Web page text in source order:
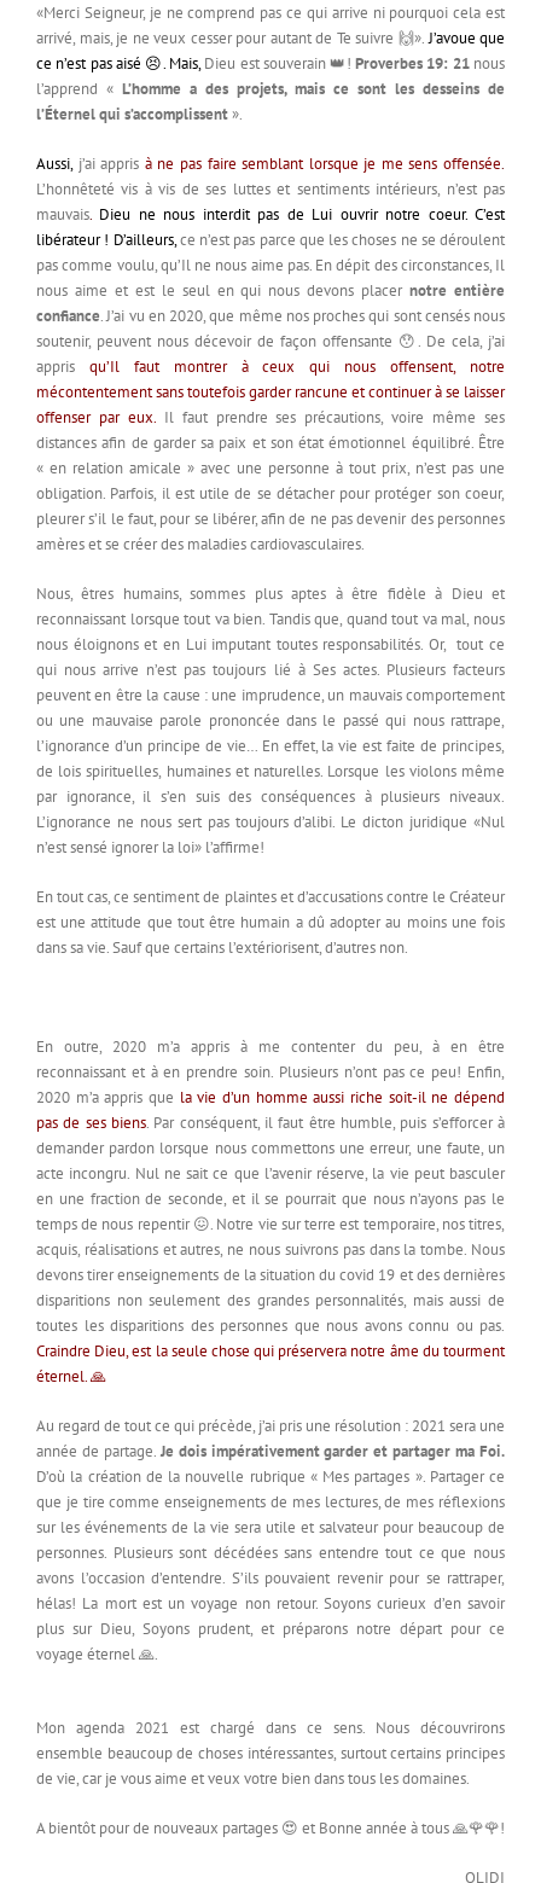
«Merci Seigneur, je ne comprend pas ce qui arrive ni pourquoi cela est
arrivé, mais, je ne veux cesser pour autant de Te suivre 🙌».J’avoue que
ce n’est pas aisé 😣. Mais,Dieu est souverain 👑!Proverbes 19: 21nous
l’apprend « L’homme a des projets, mais ce sont les desseins de
l’Éternel qui s’accomplissent».
Aussi,j’ai appris à ne pas faire semblant lorsque je me sens offensée.
L’honnêteté vis à vis de ses luttes et sentiments intérieurs, n’est pas
mauvais. Dieu ne nous interdit pas de Lui ouvrir notre coeur. C’est
libérateur ! D’ailleurs,ce n’est pas parce que les choses ne se déroulent
pas comme voulu, qu’Il ne nous aime pas. En dépit des circonstances, Il
nous aime et est le seul en qui nous devons placernotre entière
confiance. J’ai vu en 2020, que même nos proches qui sont censés nous
soutenir, peuvent nous décevoir de façon offensante 😯. De cela, j’ai
appris qu’Il faut montrer à ceux qui nous offensent, notre
mécontentement sans toutefois garder rancune et continuer à se laisser
offenser par eux.Il faut prendre ses précautions, voire même ses
distances afin de garder sa paix et son état émotionnel équilibré. Être
« en relation amicale » avec une personne à tout prix, n’est pas une
obligation. Parfois, il est utile de se détacher pour protéger son coeur,
pleurer s’il le faut, pour se libérer, afin de ne pas devenir des personnes
amères et se créer des maladies cardiovasculaires.
Nous, êtres humains, sommes plus aptes à être fidèle à Dieu et
reconnaissant lorsque tout va bien. Tandis que, quand tout va mal, nous
nous éloignons et en Lui imputant toutes responsabilités. Or, tout ce
qui nous arrive n’est pas toujours lié à Ses actes. Plusieurs facteurs
peuvent en être la cause : une imprudence, un mauvais comportement
ou une mauvaise parole prononcée dans le passé qui nous rattrape,
l’ignorance d’un principe de vie… En effet, la vie est faite de principes,
de lois spirituelles, humaines et naturelles. Lorsque les violons même
par ignorance, il s’en suis des conséquences à plusieurs niveaux.
L’ignorance ne nous sert pas toujours d’alibi. Le dicton juridique «Nul
n’est sensé ignorer la loi» l’affirme!
En tout cas, ce sentiment de plaintes et d’accusations contre le Créateur
est une attitude que tout être humain a dû adopter au moins une fois
dans sa vie. Sauf que certains l’extériorisent, d’autres non.
En outre, 2020 m’a appris à me contenter du peu, à en être
reconnaissant et à en prendre soin. Plusieurs n’ont pas ce peu! Enfin,
2020 m’a appris que la vie d’un homme aussi riche soit-il ne dépend
pas de ses biens. Par conséquent, il faut être humble, puis s’efforcer à
demander pardon lorsque nous commettons une erreur, une faute, un
acte incongru. Nul ne sait ce que l’avenir réserve, la vie peut basculer
en une fraction de seconde, et il se pourrait que nous n’ayons pas le
temps de nous repentir 😖. Notre vie sur terre est temporaire, nos titres,
acquis, réalisations et autres, ne nous suivrons pas dans la tombe. Nous
devons tirer enseignements de la situation du covid 19 et des dernières
disparitions non seulement des grandes personnalités, mais aussi de
toutes les disparitions des personnes que nous avons connu ou pas.
Craindre Dieu, est la seule chose qui préservera notre âme du tourment
éternel. 🙏
Au regard de tout ce qui précède, j’ai pris une résolution : 2021 sera une
année de partage. Je dois impérativement garder et partager ma Foi.
D’où la création de la nouvelle rubrique « Mes partages ». Partager ce
que je tire comme enseignements de mes lectures, de mes réflexions
sur les événements de la vie sera utile et salvateur pour beaucoup de
personnes. Plusieurs sont décédées sans entendre tout ce que nous
avons l’occasion d’entendre. S’ils pouvaient revenir pour se rattraper,
hélas! La mort est un voyage non retour. Soyons curieux d’en savoir
plus sur Dieu, Soyons prudent, et préparons notre départ pour ce
voyage éternel 🙏.
Mon agenda 2021 est chargé dans ce sens. Nous découvrirons
ensemble beaucoup de choses intéressantes, surtout certains principes
de vie, car je vous aime et veux votre bien dans tous les domaines.
A bientôt pour de nouveaux partages 😍 et Bonne année à tous 🙏🌹🌹!
OLIDI